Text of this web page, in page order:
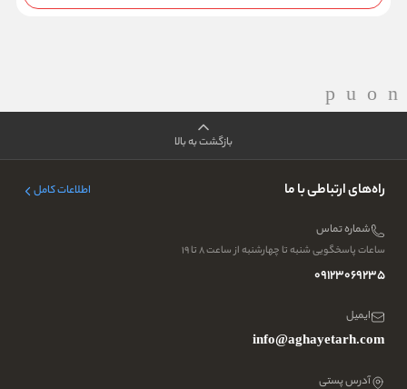
بازگشت به بالا
راه‌های ارتباطی با ما اطلاعات کامل
شماره تماس
ساعات پاسخگویی شنبه تا چهارشنبه از ساعت ۸ تا ۱۹
09123069235
ایمیل
info@aghayetarh.com
آدرس پستی